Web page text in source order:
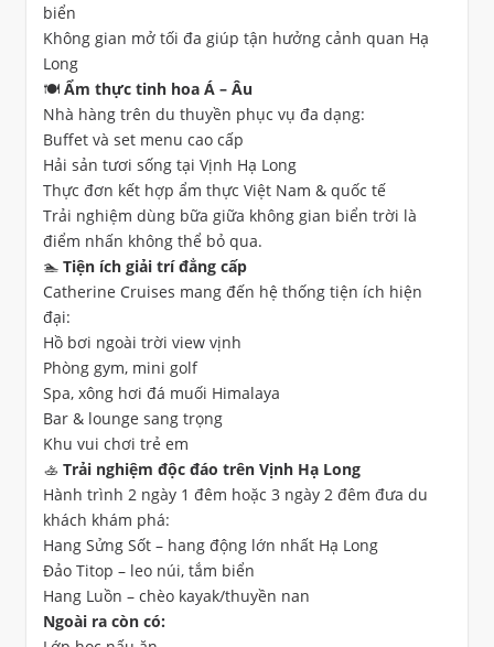
biển
Không gian mở tối đa giúp tận hưởng cảnh quan Hạ
Long
🍽️ Ẩm thực tinh hoa Á – Âu
Nhà hàng trên du thuyền phục vụ đa dạng:
Buffet và set menu cao cấp
Hải sản tươi sống tại Vịnh Hạ Long
Thực đơn kết hợp ẩm thực Việt Nam & quốc tế
Trải nghiệm dùng bữa giữa không gian biển trời là
điểm nhấn không thể bỏ qua.
🏊 Tiện ích giải trí đẳng cấp
Catherine Cruises mang đến hệ thống tiện ích hiện
đại:
Hồ bơi ngoài trời view vịnh
Phòng gym, mini golf
Spa, xông hơi đá muối Himalaya
Bar & lounge sang trọng
Khu vui chơi trẻ em
🚣 Trải nghiệm độc đáo trên Vịnh Hạ Long
Hành trình 2 ngày 1 đêm hoặc 3 ngày 2 đêm đưa du
khách khám phá:
Hang Sửng Sốt – hang động lớn nhất Hạ Long
Đảo Titop – leo núi, tắm biển
Hang Luồn – chèo kayak/thuyền nan
Ngoài ra còn có: